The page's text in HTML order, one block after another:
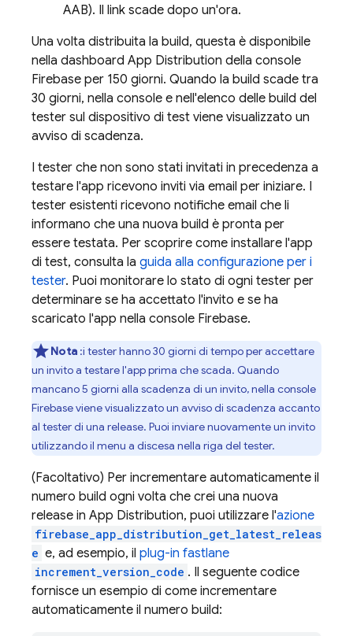
AAB). Il link scade dopo un'ora.
Una volta distribuita la build, questa è disponibile
nella dashboard App Distribution della console
Firebase per 150 giorni. Quando la build scade tra
30 giorni, nella console e nell'elenco delle build del
tester sul dispositivo di test viene visualizzato un
avviso di scadenza.
I tester che non sono stati invitati in precedenza a
testare l'app ricevono inviti via email per iniziare. I
tester esistenti ricevono notifiche email che li
informano che una nuova build è pronta per
essere testata. Per scoprire come installare l'app
di test, consulta la guida alla configurazione per i
tester. Puoi monitorare lo stato di ogni tester per
determinare se ha accettato l'invito e se ha
scaricato l'app nella console Firebase.
Nota :i tester hanno 30 giorni di tempo per accettare
un invito a testare l'app prima che scada. Quando
mancano 5 giorni alla scadenza di un invito, nella console
Firebaseviene visualizzato un avviso di scadenza accanto
al tester di una release. Puoi inviare nuovamente un invito
utilizzando il menu a discesa nella riga del tester.
(Facoltativo) Per incrementare automaticamente il
numero build ogni volta che crei una nuova
release in App Distribution, puoi utilizzare l'azione
firebase_app_distribution_get_latest_releas
e e, ad esempio, il plug-in fastlane
increment_version_code . Il seguente codice
fornisce un esempio di come incrementare
automaticamente il numero build: